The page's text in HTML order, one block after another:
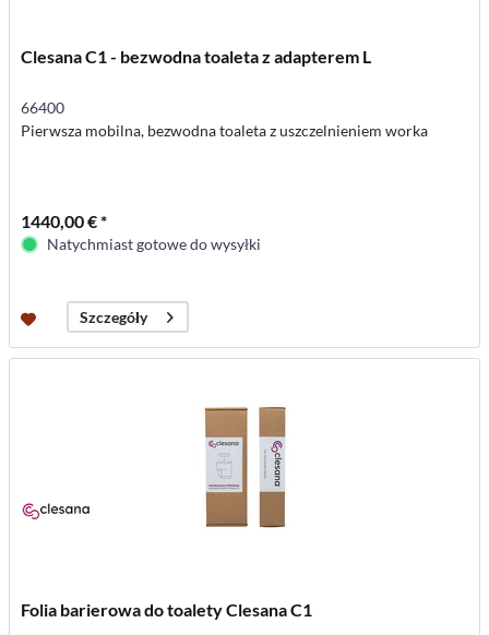
Clesana C1 - bezwodna toaleta z adapterem L
66400
Pierwsza mobilna, bezwodna toaleta z uszczelnieniem worka
1440,00 € *
Natychmiast gotowe do wysyłki
Szczegóły
Folia barierowa do toalety Clesana C1